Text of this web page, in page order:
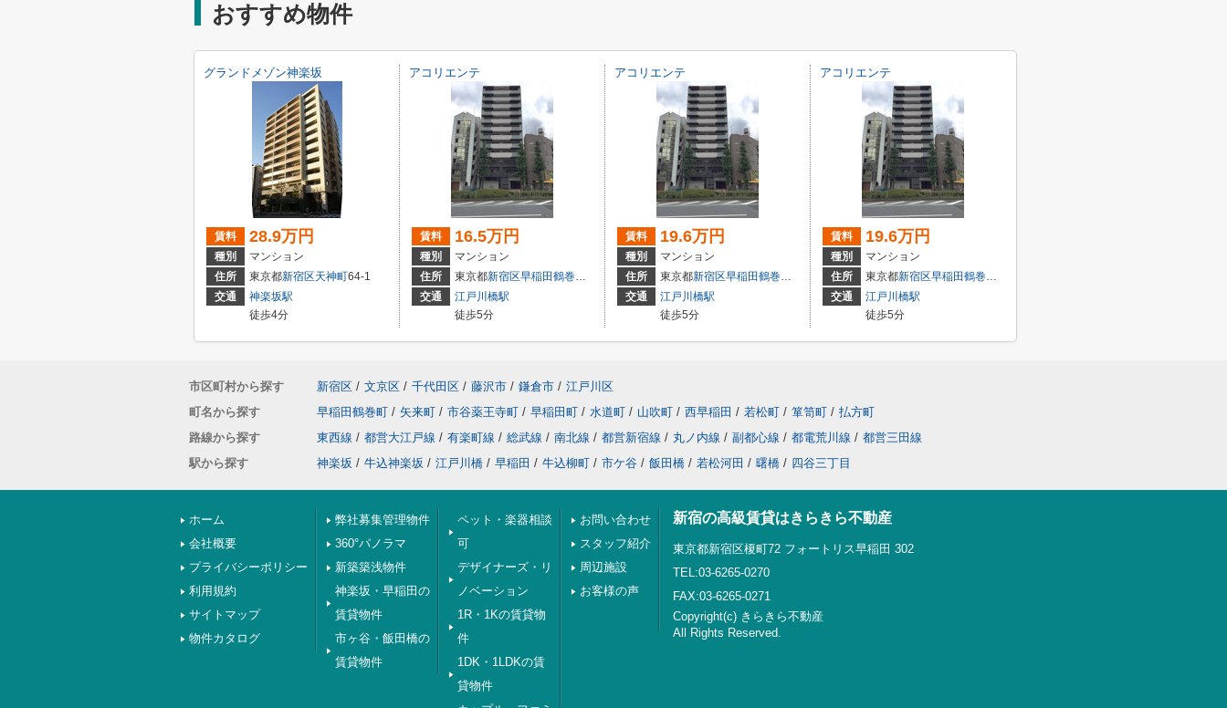
おすすめ物件
グランドメゾン神楽坂
賃料 28.9万円
種別
マンション
住所
東京都新宿区天神町64-1
交通
神楽坂駅
徒歩4分
アコリエンテ
賃料 16.5万円
種別
マンション
住所
東京都新宿区早稲田鶴巻町
574
交通
江戸川橋駅
徒歩5分
アコリエンテ
賃料 19.6万円
種別
マンション
住所
東京都新宿区早稲田鶴巻町
574
交通
江戸川橋駅
徒歩5分
アコリエンテ
賃料 19.6万円
種別
マンション
住所
東京都新宿区早稲田鶴巻町
交通
江戸川橋駅
徒歩5分
市区町村から探す 新宿区 / 文京区 / 千代田区 / 藤沢市 / 鎌倉市 / 江戸川区
町名から探す
早稲田鶴巻町 / 矢来町 / 市谷薬王寺町 / 早稲田町 / 水道町 / 山吹町 / 西早稲田 / 若松町 / 箪笥町 / 払方町
路線から探す
東西線 / 都営大江戸線 / 有楽町線 / 総武線 / 南北線 / 都営新宿線 / 丸ノ内線 / 副都心線 / 都電荒川線 / 都営三田線
駅から探す
神楽坂 / 牛込神楽坂 / 江戸川橋 / 早稲田 / 牛込柳町 / 市ケ谷 / 飯田橋 / 若松河田 / 曙橋 / 四谷三丁目
ホーム
会社概要
プライバシーポリシー
利用規約
サイトマップ
物件カタログ
弊社募集管理物件
360°パノラマ
新築築浅物件
神楽坂・早稲田の
賃貸物件
市ヶ谷・飯田橋の
賃貸物件
ペット・楽器相談
可
デザイナーズ・リ
ノベーション
1R・1Kの賃貸物
件
1DK・1LDKの賃
貸物件
お問い合わせ
スタッフ紹介
周辺施設
お客様の声
新宿の高級賃貸はきらきら不動産
東京都新宿区榎町72 フォートリス早稲田 302
TEL:03-6265-0270
FAX:03-6265-0271
Copyright(c) きらきら不動産
All Rights Reserved.